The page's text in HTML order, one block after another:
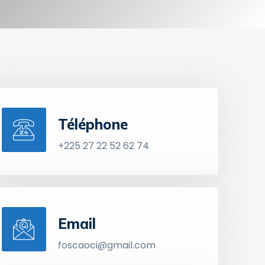
Téléphone
+225 27 22 52 62 74
Email
foscaoci@gmail.com